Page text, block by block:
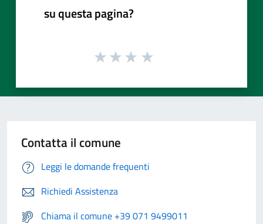
su questa pagina?
Contatta il comune
Leggi le domande frequenti
Richiedi Assistenza
Chiama il comune +39 071 9499011